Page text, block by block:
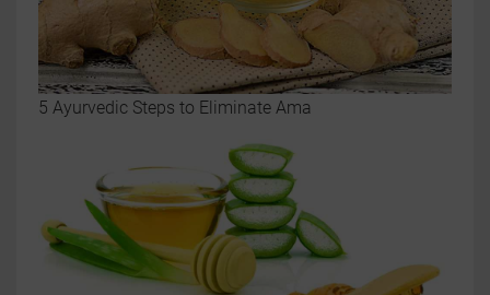
5 Ayurvedic Steps to Eliminate Ama